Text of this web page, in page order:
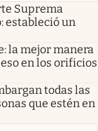
Suprema
estableció un
la mejor manera
en los orificios
todas las
que estén en